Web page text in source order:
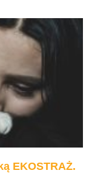
EKOSTRAŻ.